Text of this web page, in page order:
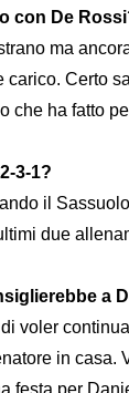
con De
ma
carico. Certo
che ha fatto
3-1?
il
due
a
voler
in casa.